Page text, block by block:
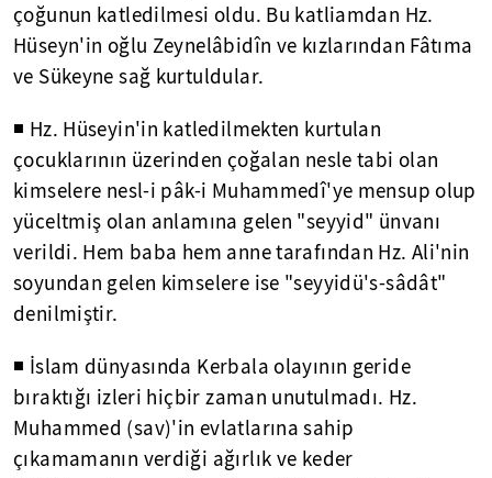
çoğunun katledilmesi oldu. Bu katliamdan Hz.
Hüseyn'in oğlu Zeynelâbidîn ve kızlarından Fâtıma
ve Sükeyne sağ kurtuldular.
◾ Hz. Hüseyin'in katledilmekten kurtulan
çocuklarının üzerinden çoğalan nesle tabi olan
kimselere nesl-i pâk-i Muhammedî'ye mensup olup
yüceltmiş olan anlamına gelen "seyyid" ünvanı
verildi. Hem baba hem anne tarafından Hz. Ali'nin
soyundan gelen kimselere ise "seyyidü's-sâdât"
denilmiştir.
◾ İslam dünyasında Kerbala olayının geride
bıraktığı izleri hiçbir zaman unutulmadı. Hz.
Muhammed (sav)'in evlatlarına sahip
çıkamamanın verdiği ağırlık ve keder